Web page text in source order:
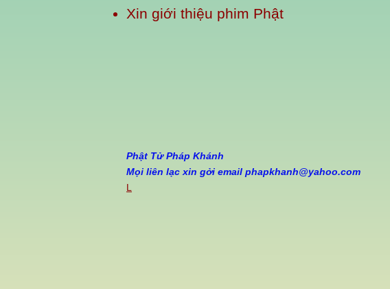
Xin giới thiệu phim Phật
Phật Tử Pháp Khánh
Mọi liên lạc xin gởi email phapkhanh@yahoo.com
L